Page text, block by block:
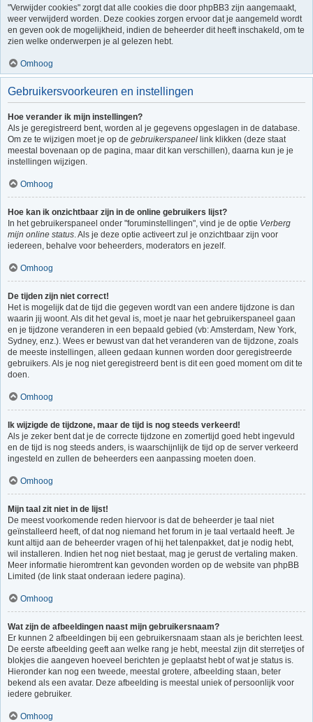
"Verwijder cookies" zorgt dat alle cookies die door phpBB3 zijn aangemaakt,
weer verwijderd worden. Deze cookies zorgen ervoor dat je aangemeld wordt
en geven ook de mogelijkheid, indien de beheerder dit heeft inschakeld, om te
zien welke onderwerpen je al gelezen hebt.
Omhoog
Gebruikersvoorkeuren en instellingen
Hoe verander ik mijn instellingen?
Als je geregistreerd bent, worden al je gegevens opgeslagen in de database.
Om ze te wijzigen moet je op de gebruikerspaneel link klikken (deze staat
meestal bovenaan op de pagina, maar dit kan verschillen), daarna kun je je
instellingen wijzigen.
Omhoog
Hoe kan ik onzichtbaar zijn in de online gebruikers lijst?
In het gebruikerspaneel onder "foruminstellingen", vind je de optie Verberg
mijn online status. Als je deze optie activeert zul je onzichtbaar zijn voor
iedereen, behalve voor beheerders, moderators en jezelf.
Omhoog
De tijden zijn niet correct!
Het is mogelijk dat de tijd die gegeven wordt van een andere tijdzone is dan
waarin jij woont. Als dit het geval is, moet je naar het gebruikerspaneel gaan
en je tijdzone veranderen in een bepaald gebied (vb: Amsterdam, New York,
Sydney, enz.). Wees er bewust van dat het veranderen van de tijdzone, zoals
de meeste instellingen, alleen gedaan kunnen worden door geregistreerde
gebruikers. Als je nog niet geregistreerd bent is dit een goed moment om dit te
doen.
Omhoog
Ik wijzigde de tijdzone, maar de tijd is nog steeds verkeerd!
Als je zeker bent dat je de correcte tijdzone en zomertijd goed hebt ingevuld
en de tijd is nog steeds anders, is waarschijnlijk de tijd op de server verkeerd
ingesteld en zullen de beheerders een aanpassing moeten doen.
Omhoog
Mijn taal zit niet in de lijst!
De meest voorkomende reden hiervoor is dat de beheerder je taal niet
geïnstalleerd heeft, of dat nog niemand het forum in je taal vertaald heeft. Je
kunt altijd aan de beheerder vragen of hij het talenpakket, dat je nodig hebt,
wil installeren. Indien het nog niet bestaat, mag je gerust de vertaling maken.
Meer informatie hieromtrent kan gevonden worden op de website van phpBB
Limited (de link staat onderaan iedere pagina).
Omhoog
Wat zijn de afbeeldingen naast mijn gebruikersnaam?
Er kunnen 2 afbeeldingen bij een gebruikersnaam staan als je berichten leest.
De eerste afbeelding geeft aan welke rang je hebt, meestal zijn dit sterretjes of
blokjes die aangeven hoeveel berichten je geplaatst hebt of wat je status is.
Hieronder kan nog een tweede, meestal grotere, afbeelding staan, beter
bekend als een avatar. Deze afbeelding is meestal uniek of persoonlijk voor
iedere gebruiker.
Omhoog